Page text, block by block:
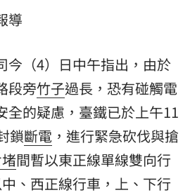
。
導
今（4）日中午指出，由於
段旁竹子過長，恐有碰觸電
全的疑慮，臺鐵已於上午11
鎖斷電 ，進行緊急砍伐與搶
間暫以東正線單線雙向行
、西正線行車，上、下行